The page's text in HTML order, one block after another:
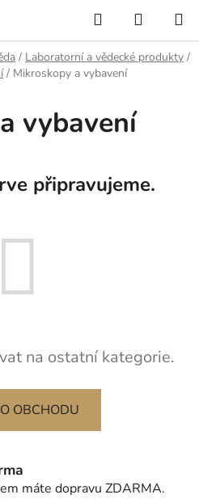
Hledat
KOŠÍK
/ Laboratorní a vědecké produkty /
/ Mikroskopy a vybavení
vybavení
připravujeme.
na ostatní kategorie.
OBCHODU
máte dopravu ZDARMA.